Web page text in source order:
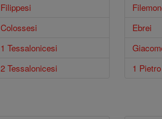
Filippesi
Colossesi
1 Tessalonicesi
2 Tessalonicesi
Ebrei
1 Pietro